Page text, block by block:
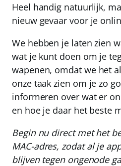
Heel handig natuurlijk,
nieuw gevaar voor je
We hebben je laten zien
wat je kunt doen om je
wapenen, omdat we het
onze taak zien om je zo
informeren over wat er
en hoe je daar het beste
Begin nu direct met het
MAC-adres, zodat al je
blijven tegen ongenode